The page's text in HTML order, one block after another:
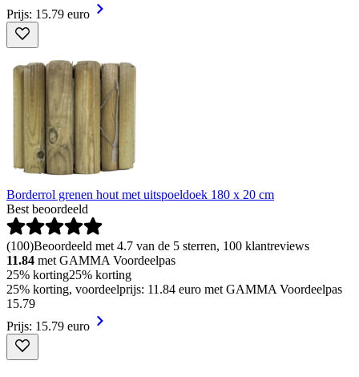
Prijs: 15.79 euro
Borderrol grenen hout met uitspoeldoek 180 x 20 cm
Best beoordeeld
(100)Beoordeeld met 4.7 van de 5 sterren, 100 klantreviews
11.84 met GAMMA Voordeelpas
25% korting25% korting
25% korting, voordeelprijs: 11.84 euro met GAMMA Voordeelpas
15.79
Prijs: 15.79 euro